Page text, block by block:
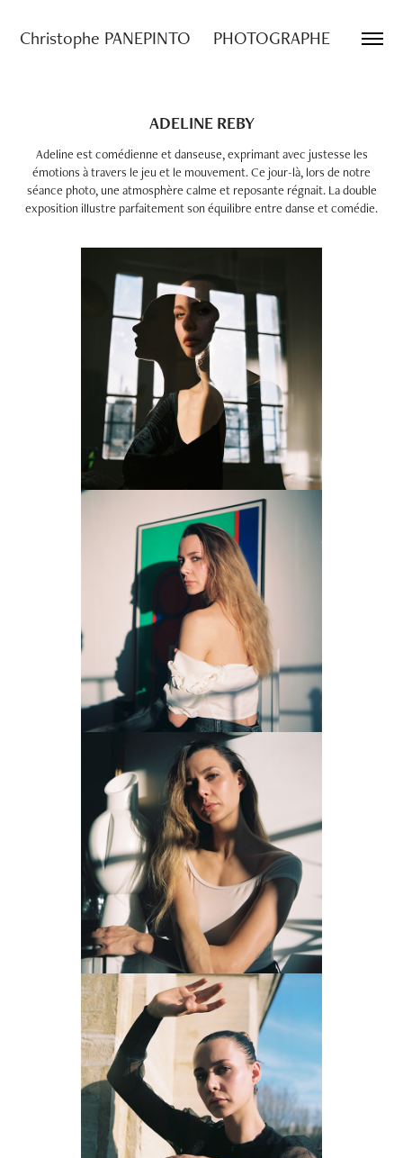
Christophe PANEPINTO     PHOTOGRAPHE
ADELINE REBY
Adeline est comédienne et danseuse, exprimant avec justesse les
émotions à travers le jeu et le mouvement. Ce jour-là, lors de notre
séance photo, une atmosphère calme et reposante régnait. La double
exposition illustre parfaitement son équilibre entre danse et comédie.